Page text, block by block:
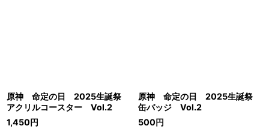
原神 命定の日 2025生誕祭
アクリルコースター Vol.2
1,450円
原神 命定の日 2025生誕祭
缶バッジ Vol.2
500円